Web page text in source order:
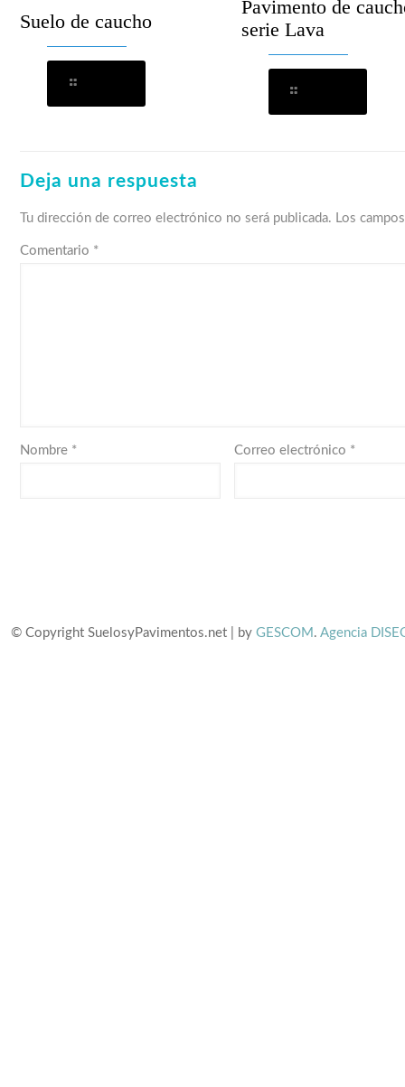
Suelo de caucho
Pavimento de
serie Lava
Deja una respuesta
Tu dirección de correo electrónico no será publicada. Los
Comentario *
Nombre * Correo electrónico *
© Copyright SuelosyPavimentos.net | by GESCOM . Agencia